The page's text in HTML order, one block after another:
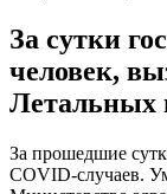
За сутки
человек,
Летальных
За прошедшие
COVID-случаев.